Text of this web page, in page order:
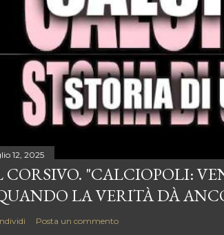
12, 2025
CORSIVO. "CALCIOPOLI:
LA VERITÀ DÀ
Posta un commento